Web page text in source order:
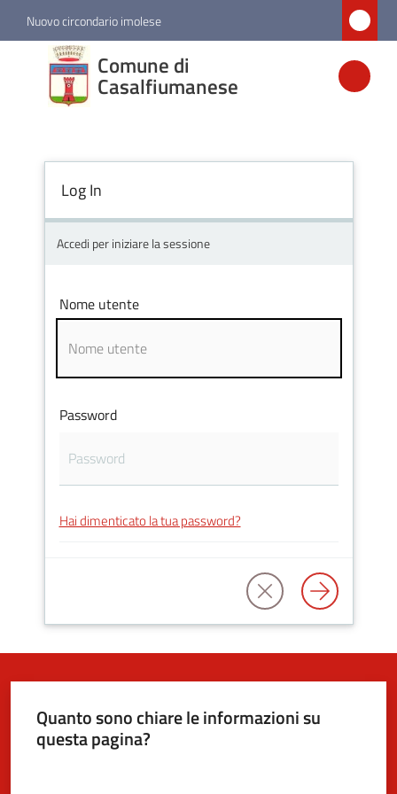
Vai al contenuto
Vai alla navigazione
Vai al footer
Nuovo circondario imolese
Comune di
Casalfiumanese
Comune di
Casalfiumanese
Amministrazione
Novità
Vivere
Casalfiumanese
5x1000
argomenti
Log In
Accedi per iniziare la sessione
Nome utente
Password
Hai dimenticato la tua password?
Quanto sono chiare le informazioni su
questa pagina?